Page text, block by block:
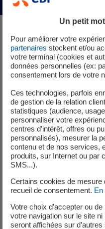
Un vent
L'enjeu d'EDF est simple
d’énergies renouvelables
à 50 GW. Les parcs
dans la stratégie du
installations s’intègrent
environnement, la R&D
Elles font partie du
monde lorsqu’on les voit
Un petit
Pour améliorer votre
partenaires stockent et/ou
votre terminal (cookies et
données personnelles (ex:
consentement lors de votre
Ces technologies, parfois
de gestion de la relation
statistiques (audience,
personnaliser votre
centres d’intérêt, offres ou
personnalisés), mesurer la
contenu et de nos services,
produits, sur Internet ou par
SMS...).
Certains cookies de mesure
recueil de consentement. En
Votre choix d’accepter ou
votre navigation sur le site
seront affichées sur